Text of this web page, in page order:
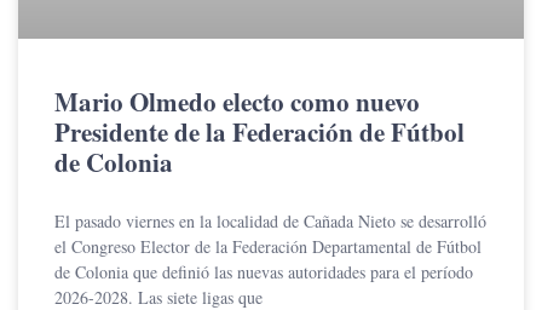
Mario Olmedo electo como nuevo
Presidente de la Federación de Fútbol
de Colonia
El pasado viernes en la localidad de Cañada Nieto se desarrolló
el Congreso Elector de la Federación Departamental de Fútbol
de Colonia que definió las nuevas autoridades para el período
2026-2028. Las siete ligas que